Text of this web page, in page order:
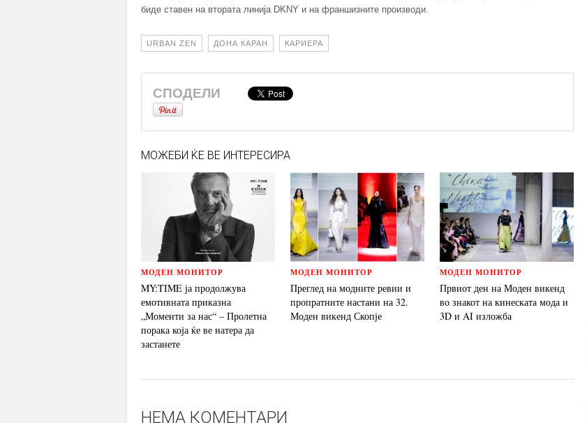
биде ставен на втората линија DKNY и на франшизните производи.
URBAN ZEN ДОНА КАРАН КАРИЕРА
СПОДЕЛИ
МОЖЕБИ ЌЕ ВЕ ИНТЕРЕСИРА
МОДЕН МОНИТОР
MY:TIME ја продолжува
емотивната приказна
„Моменти за нас“ – Пролетна
порака која ќе ве натера да
застанете
МОДЕН МОНИТОР
Преглед на модните ревии и
пропратните настани на 32.
Моден викенд Скопје
МОДЕН МОНИТОР
Првиот ден на Моден викенд
во знакот на кинеската мода и
3D и AI изложба
НЕМА КОМЕНТАРИ